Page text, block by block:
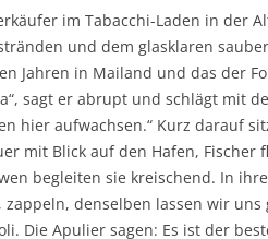
im Tabacchi-Laden in der
und dem glasklaren
Jahren in Mailand und das der
sagt er abrupt und schlägt mit
hier aufwachsen.“ Kurz darauf
mit Blick auf den Hafen, Fischer
begleiten sie kreischend. In
zappeln, denselben lassen wir
Die Apulier sagen: Es ist der